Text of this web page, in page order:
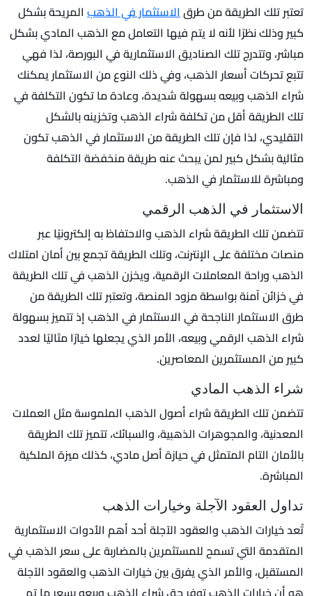
تعتبر تلك الطريقة من طرقالاستثمار في الذهب المريحة بشكل
كبير وذلك نظرًا لأنه لا يتم فيها التعامل مع الذهب المادي بشكل
مباشر، وتتدرج تلك الصناديق الاستثمارية في البورصة، لذا فهي
تتبع تحركات أسعار الذهب، وفي ذلك النوع من الاستثمار يمكنك
شراء الذهب وبيعه بسهولة شديدة، وعادة ما تكون التكلفة في
تلك الطريقة أقل من تكلفة شراء الذهب وتخزينه بالشكل
التقليدي، لذا فإن تلك الطريقة من الاستثمار في الذهب تكون
مثالية بشكل كبير لمن يبحث عنه طريقة منخفضة التكلفة
ومباشرة للاستثمار في الذهب.
الاستثمار في الذهب الرقمي
تتضمن تلك الطريقة شراء الذهب والاحتفاظ به إلكترونيًا عبر
منصات مختلفة على الإنترنت، وتلك الطريقة تجمع بين أمان امتلاك
الذهب وراحة المعاملات الرقمية، ويخزن الذهب في تلك الطريقة
في خزائن آمنة بواسطة مزود المنصة، وتعتبر تلك الطريقة من
طرق الاستثمار الناجحة في الاستثمار في الذهب إذ تتميز بسهولة
شراء الذهب الرقمي وبيعه، الأمر الذي يجعلها خيارًا مثاليًا لعدد
كبير من المستثمرين المعاصرين.
شراء الذهب المادي
تتضمن تلك الطريقة شراء أصول الذهب الملموسة مثل العملات
المعدنية، والمجوهرات الذهبية، والسبائك، تتميز تلك الطريقة
بالأمان التام المتمثل في حيازة أصل مادي، كذلك ميزة الملكية
المباشرة.
تداول العقود الآجلة وخيارات الذهب
تُعد خيارات الذهب والعقود الآجلة أحد أهم الأدوات الاستثمارية
المتقدمة التي تسمح للمستثمرين بالمضاربة على سعر الذهب في
المستقبل، والأمر الذي يفرق بين خيارات الذهب والعقود الآجلة